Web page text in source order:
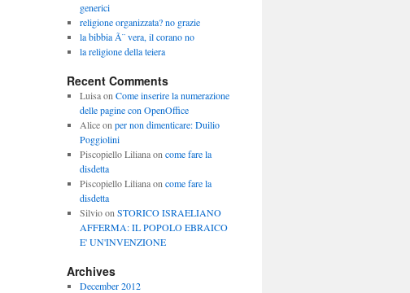
generici
religione organizzata? no grazie
la bibbia Ã¨ vera, il corano no
la religione della teiera
Recent Comments
Luisaon Come inserire la numerazione
delle pagine con OpenOffice
Aliceon per non dimenticare: Duilio
Poggiolini
Piscopiello Lilianaon come fare la
disdetta
Piscopiello Lilianaon come fare la
disdetta
Silvioon STORICO ISRAELIANO
AFFERMA: IL POPOLO EBRAICO
E' UN'INVENZIONE
Archives
December 2012